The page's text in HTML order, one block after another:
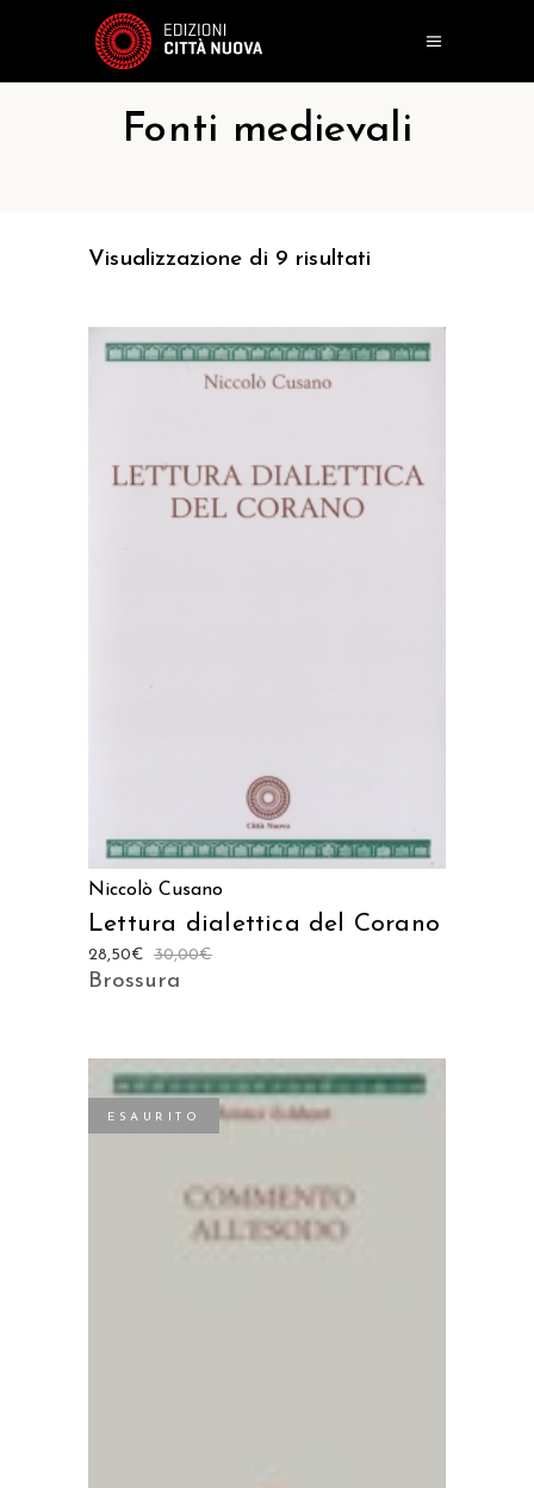
Fonti medievali
Visualizzazione di 9 risultati
Niccolò Cusano
Lettura dialettica del Corano
30,00€
28,50€
Brossura
ESAURITO